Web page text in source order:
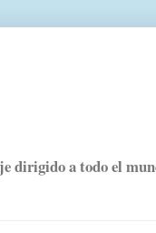
dirigido a todo el